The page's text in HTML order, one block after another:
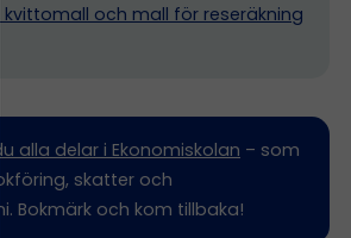
och mall för reseräkning
alla delar i Ekonomiskolan – som
skatter och
Bokmärk och kom tillbaka!